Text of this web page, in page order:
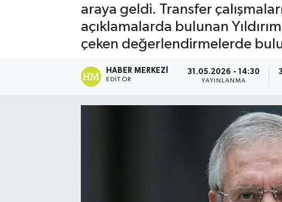
araya geldi. Transfer
açıklamalarda bulunan
çeken değerlendirmelerde
HABER MERKEZI
EDITÖR
31.05.2026 - 14:30
YAYINLANMA